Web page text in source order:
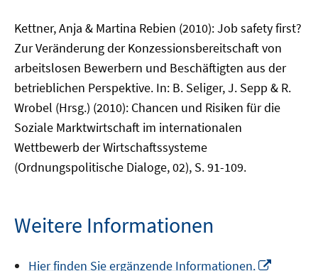
Kettner, Anja & Martina Rebien (2010): Job safety first?
Zur Veränderung der Konzessionsbereitschaft von
arbeitslosen Bewerbern und Beschäftigten aus der
betrieblichen Perspektive. In: B. Seliger, J. Sepp & R.
Wrobel (Hrsg.) (2010): Chancen und Risiken für die
Soziale Marktwirtschaft im internationalen
Wettbewerb der Wirtschaftssysteme
(Ordnungspolitische Dialoge, 02), S. 91-109.
Weitere Informationen
Hier finden Sie ergänzende Informationen.